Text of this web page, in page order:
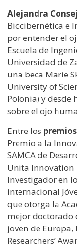
Alejandra
Biocibernética e
por entender el
Escuela de
Universidad de
una beca Marie
University of
Polonia) y desde
sobre el ojo
Entre los
Premio a la
SAMCA de
Unita Innovation
Investigador en
internacional
que otorga la
mejor doctorado
joven de Europa,
Researchers’